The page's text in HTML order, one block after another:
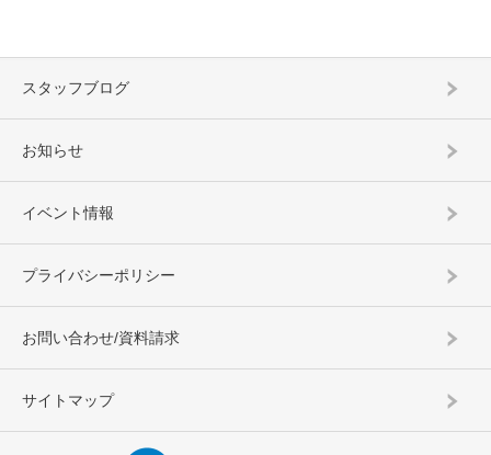
スタッフブログ
お知らせ
イベント情報
プライバシーポリシー
お問い合わせ/資料請求
サイトマップ